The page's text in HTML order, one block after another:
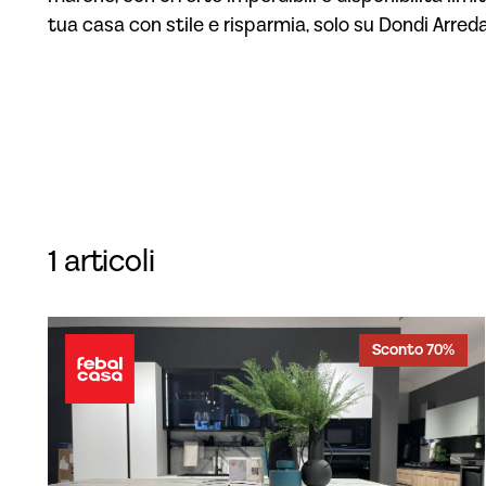
tua casa con stile e risparmia, solo su Dondi
1 articoli
Sconto 70%